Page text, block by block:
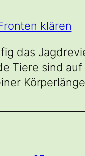
das
Tiere sind